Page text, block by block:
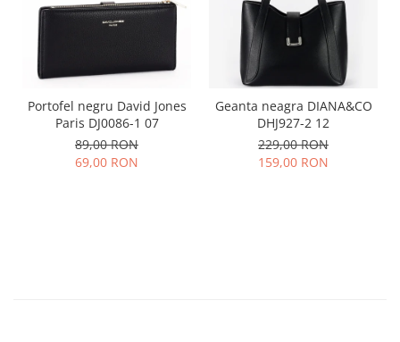
Portofel negru David Jones
Paris DJ0086-1 07
89,00 RON
69,00 RON
Geanta neagra DIANA&CO
DHJ927-2 12
229,00 RON
159,00 RON